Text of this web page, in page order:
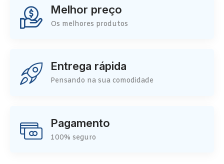
Melhor preço
Os melhores produtos
Entrega rápida
Pensando na sua comodidade
Pagamento
100% seguro